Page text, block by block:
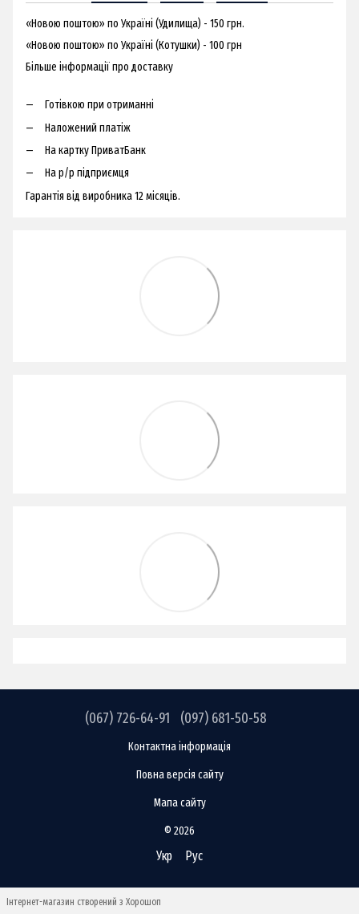
«Новою поштою» по Україні (Удилища) - 150 грн.
«Новою поштою» по Україні (Котушки) - 100 грн
Більше інформації про доставку
Готівкою при отриманні
Наложений платіж
На картку ПриватБанк
На р/р підприємця
Гарантія від виробника 12 місяців.
(067) 726-64-91 (097) 681-50-58
Контактна інформація
Повна версія сайту
Мапа сайту
© 2026
Укр Рус
Інтернет-магазин створений з Хорошоп